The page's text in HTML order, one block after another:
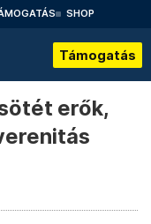
SHOP
Támogatás
erők,